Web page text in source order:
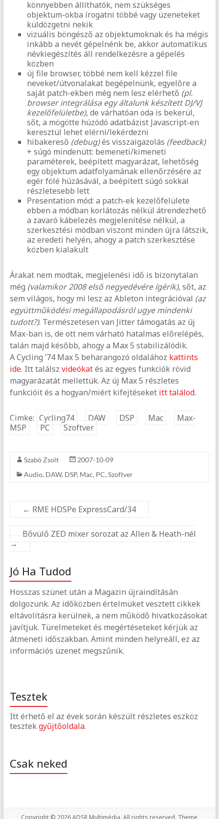
könnyebben állíthatók, nem szükséges
objektum-okba írogatni többé vagy üzeneteket
küldözgetni nekik
vizuális böngésző az objektumoknak és ha mégis
inkább a nevét gépelnénk be, akkor automatikus
névkiegészítés áll rendelkezésre a gépelés
közben
új file browser, többé nem kell kézzel file
neveket/útvonalakat begépelnünk, egyelőre a
saját patch-ekben még nem lesz elérhető (pl.
browser integrálása egy általunk készített DJ/VJ
kezelőfelületbe), de várhatóan oda is bekerül,
sőt, a mögötte húzódó adatbázist Javascript-en
keresztül lehet elérni/lekérdezni
hibakereső (debug)és visszaigazolás (feedback)
+ súgó mindenütt: bemeneti/kimeneti
paraméterek, beépített magyarázat, lehetőség
egy objektum adatfolyamának ellenőrzésére az
egér fölé húzásávál, a beépített súgó sokkal
részletesebb lett
Presentation mód: a patch-ek kezelőfelülete
ebben a módban korlátozás nélkül átrendezhető
a zavaró kábelezés megjelenítése nélkül, a
szerkesztési módban viszont minden újra látszik,
az eredeti helyén, ahogy a patch szerkesztése
közben kialakult
Árakat nem modtak, megjelenési idő is bizonytalan
még (valamikor 2008 első negyedévére ígérik), sőt, az
sem világos, hogy mi lesz az Ableton integrációval (az
együttműködési megállapodásról ugye mindenki
tudott?). Természetesen van Jitter támogatás az új
Max-ban is, de ott nem várható hatalmas előrelépés,
talán majd később, ahogy a Max 5 stabilizálódik.
A Cycling ’74 Max 5 beharangozó oldalához kattints
ide. Itt találsz videókatés az egyes funkciók rövid
magyarázatát mellettük. Az új Max 5 részletes
funkcióit és a hogyan/miért kifejtéseket itt találod.
Cimke: Cycling74 DAW DSP Mac
Max-
MSP
PC Szoftver
Szabó Zsolt
2007-10-09
Audio, DAW, DSP, Mac, PC, Szoftver
← RME HDSPe ExpressCard/34
Bővülő ZED mixer sorozat az Allen & Heath-nél
→
Jó Ha Tudod
Hosszas szünet után a Magazin újraindításán
dolgozunk. Az időközben értelmüket vesztett cikkek
eltávolításra kerülnek, a nem működő hivatkozásokat
javítjuk. Türelmeteket és megértéseteket kérjük az
átmeneti időszakban. Amint minden helyreáll, ez az
információs üzenet megszűnik.
Tesztek
Itt érhető el az évek során készült részletes eszköz
tesztekgyűjtőoldala.
Csak neked
Copyright © 2026ADSR Multimédia. All rights reserved. Theme